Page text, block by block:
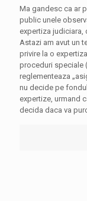
Ma gandesc ca ar
public unele
expertiza
Astazi am avut un
privire la o
proceduri speciale
reglementeaza
nu decide pe
expertize, urmand
decida daca va